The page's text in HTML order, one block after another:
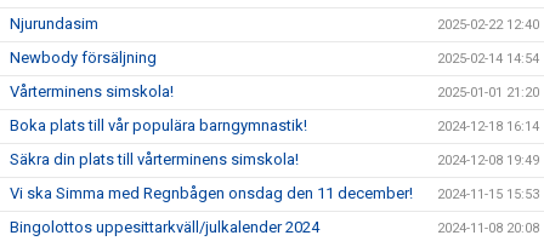
Njurundasim 2025-02-22 12:40
Newbody försäljning 2025-02-14 14:54
Vårterminens simskola! 2025-01-01 21:20
Boka plats till vår populära barngymnastik! 2024-12-18 16:14
Säkra din plats till vårterminens simskola! 2024-12-08 19:49
Vi ska Simma med Regnbågen onsdag den 11 december! 2024-11-15 15:53
Bingolottos uppesittarkväll/julkalender 2024 2024-11-08 20:08